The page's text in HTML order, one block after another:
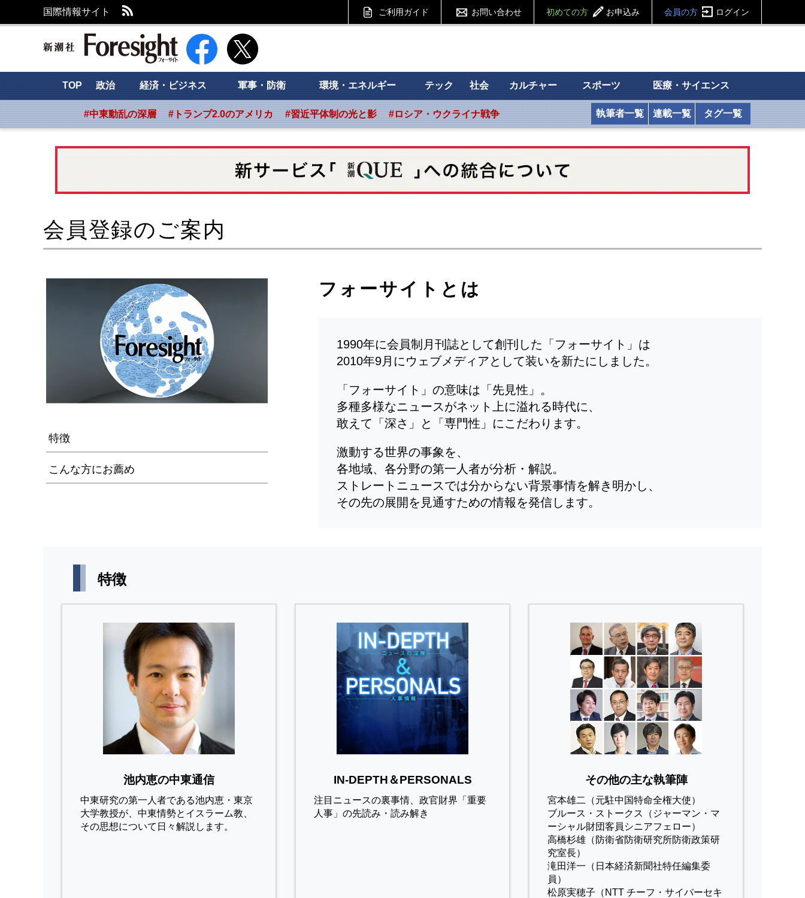
国際情報サイト ご利用ガイド お問い合わせ 初めての方 お申込み 会員の方 ログイン
新潮社 Foresight フォーサイト
TOP 政治 経済・ビジネス 軍事・防衛 環境・エネルギー テック 社会 カルチャー スポーツ 医療・サイエンス
#中東動乱の深層 #トランプ2.0のアメリカ #習近平体制の光と影 #ロシア・ウクライナ戦争 執筆者一覧 連載一覧 タグ一覧
会員登録のご案内
特徴
こんな方にお薦め
フォーサイトとは
1990年に会員制月刊誌として創刊した「フォーサイト」は
2010年9月にウェブメディアとして装いを新たにしました。
「フォーサイト」の意味は「先見性」。
多種多様なニュースがネット上に溢れる時代に、
敢えて「深さ」と「専門性」にこだわります。
激動する世界の事象を、
各地域、各分野の第一人者が分析・解説。
ストレートニュースでは分からない背景事情を解き明かし、
その先の展開を見通すための情報を発信します。
特徴
池内恵の中東通信
中東研究の第⼀⼈者である池内恵・東京
⼤学教授が、中東情勢とイスラーム教、
その思想について⽇々解説します。
IN-DEPTH＆PERSONALS
注目ニュースの裏事情、政官財界「重要
人事」の先読み・読み解き
その他の主な執筆陣
宮本雄二（元駐中国特命全権大使）
ブルース・ストークス（ジャーマン・マ
ーシャル財団客員シニアフェロー）
高橋杉雄（防衛省防衛研究所防衛政策研
究室長）
滝田洋一（日本経済新聞社特任編集委
員）
松原実穂子（NTT チーフ・サイバーセキ